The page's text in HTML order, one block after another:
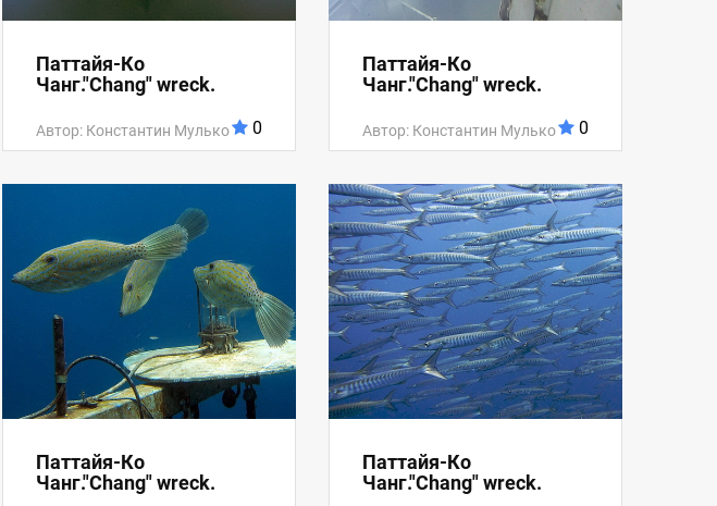
Паттайя-Ко
Чанг."Chang" wreck.
Автор: Константин Мулько 0
Паттайя-Ко
Чанг."Chang" wreck.
Автор: Константин Мулько 0
Паттайя-Ко
Чанг."Chang" wreck.
Паттайя-Ко
Чанг."Chang" wreck.